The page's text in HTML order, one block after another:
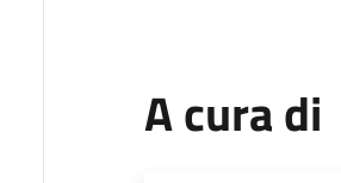
A cura di